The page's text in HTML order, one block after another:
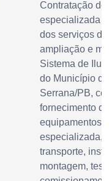
Contratação de
especializada
dos serviços
ampliação e
Sistema de
do Município
Serrana/PB,
fornecimento
equipamentos,
especializada,
transporte,
montagem,